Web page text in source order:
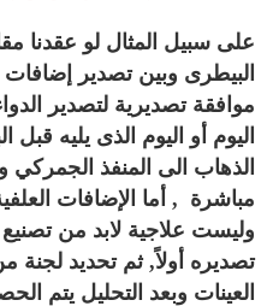
على سبيل المثال لو عقدنا
البيطرى وبين تصدير
موافقة تصديرية لتصدير
اليوم أو اليوم الذى يليه قبل
الذهاب الى المنفذ الجمركي
مباشرة , أما الإضافات
وليست علاجية لابد من
تصديره أولاً, ثم تحديد
العينات وبعد التحليل يتم